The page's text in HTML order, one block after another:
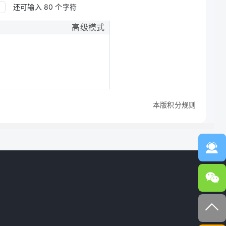
还可输入 80 个字符
高级模式
本版积分规则